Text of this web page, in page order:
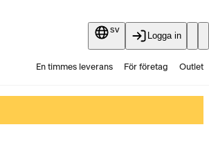
sv
Logga in
En timmes leverans För företag Outlet